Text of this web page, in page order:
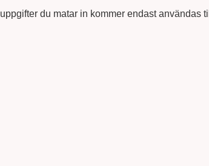
du matar in kommer endast användas